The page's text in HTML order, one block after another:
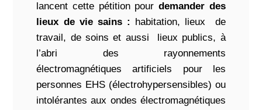
lancent cette pétition pour demander des
lieux de vie sains :
habitation, lieux de
travail, de soins et aussi lieux publics, à
l’abri des rayonnements
électromagnétiques artificiels pour les
personnes EHS (électrohypersensibles) ou
intolérantes aux ondes électromagnétiques